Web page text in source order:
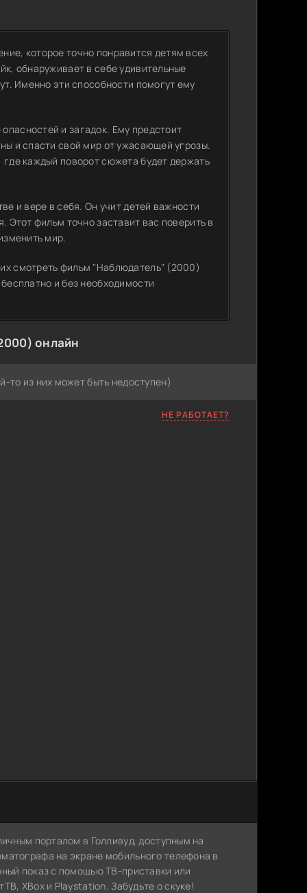
которое точно понравится детям всех
обнаруживает в себе удивительные
Именно эти способности помогут ему
и загадок. Ему предстоит
и спасти свой мир от ужасающей угрозы.
каждый поворот сюжета будет держать
и вере в себя. Он учит детей важности
Этот фильм точно заставит вас поверить в
мир.
смотреть фильм "Наблюдатель" (2000)
и без необходимости
онлайн
то из них может быть недоступен)
НЕ РАБОТАЕТ?
порталом в Голливуд, доступным на
на экране мобильного телефона в
показ с помощью ТВ-приставки или
XBox и Playstation. Забудьте о скуке!